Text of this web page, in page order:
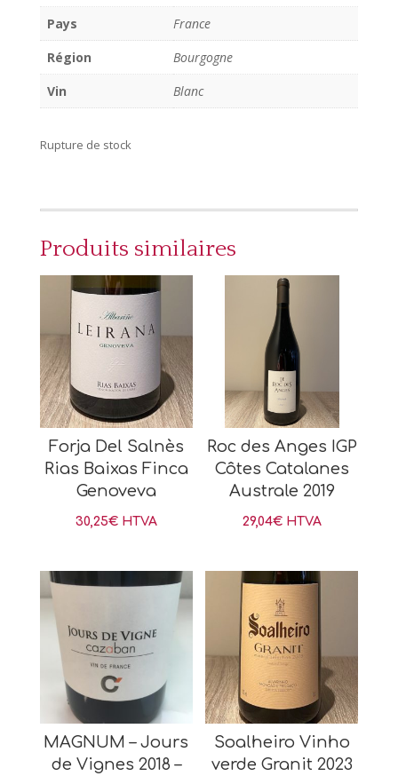
Pays
France
Région
Bourgogne
Vin
Blanc
Rupture de stock
Produits similaires
Forja Del Salnès
Rias Baixas Finca
Genoveva
30,25€ HTVA
Roc des Anges IGP
Côtes Catalanes
Australe 2019
29,04€ HTVA
MAGNUM – Jours
de Vignes 2018 –
Soalheiro Vinho
verde Granit 2023